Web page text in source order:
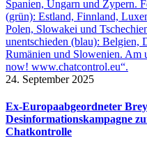
24. September 2025
Ex-Europaabgeordneter
Desinformationskampagne
Chatkontrolle